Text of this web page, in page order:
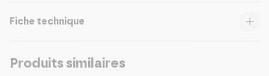
Fiche technique
Produits similaires